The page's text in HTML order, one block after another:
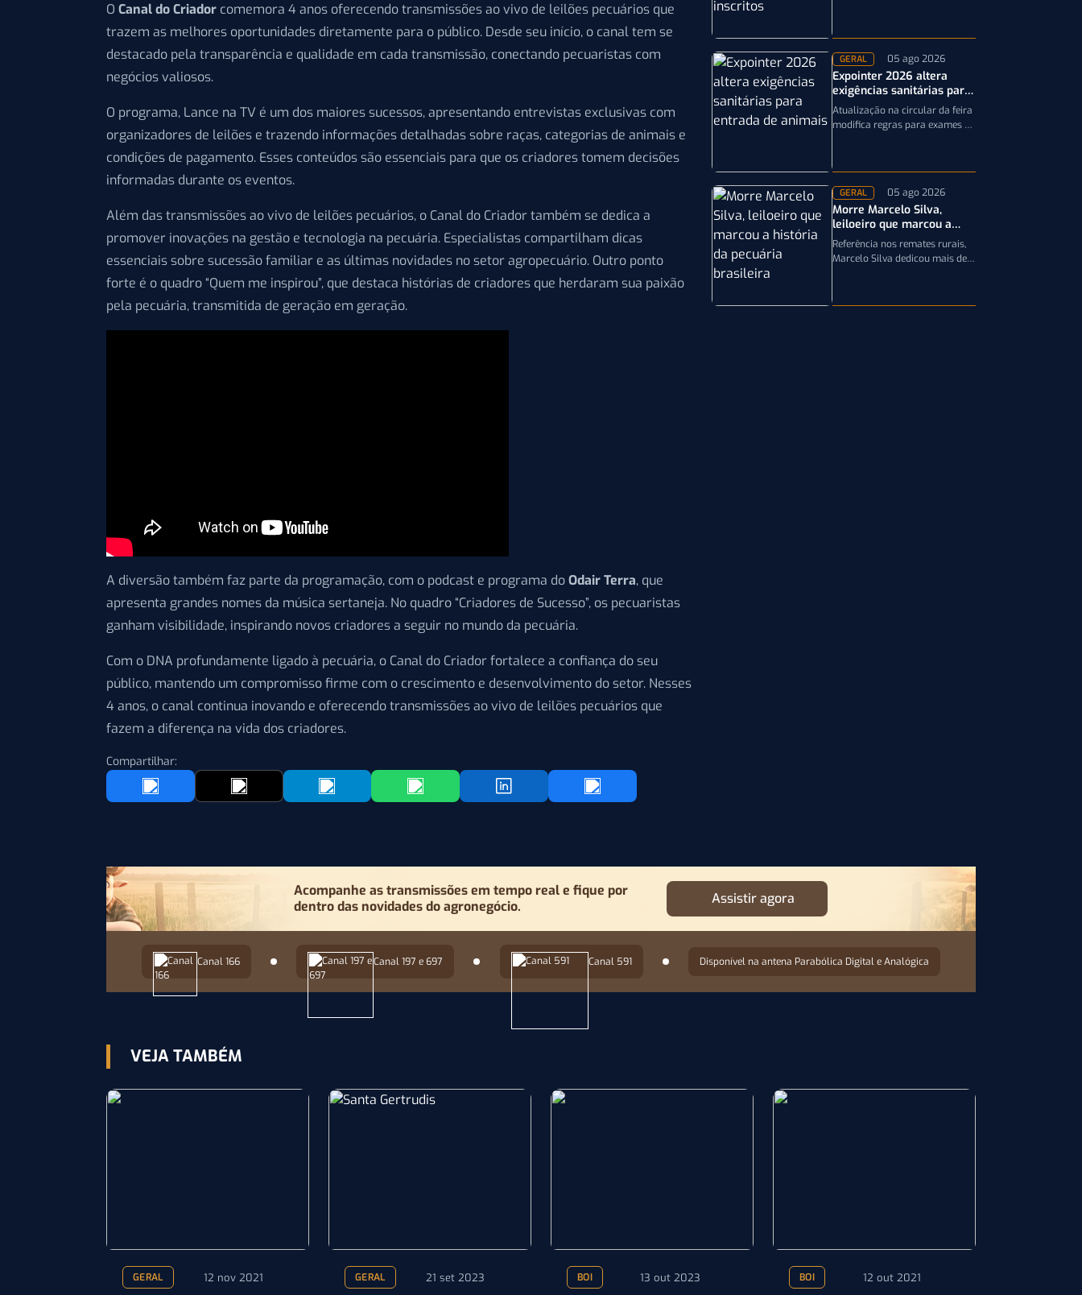
O Canal do Criador comemora 4 anos oferecendo transmissões ao vivo de leilões pecuários que
trazem as melhores oportunidades diretamente para o público. Desde seu início, o canal tem se
destacado pela transparência e qualidade em cada transmissão, conectando pecuaristas com
negócios valiosos.
O programa, Lance na TV é um dos maiores sucessos, apresentando entrevistas exclusivas com
organizadores de leilões e trazendo informações detalhadas sobre raças, categorias de animais e
condições de pagamento. Esses conteúdos são essenciais para que os criadores tomem decisões
informadas durante os eventos.
Além das transmissões ao vivo de leilões pecuários, o Canal do Criador também se dedica a
promover inovações na gestão e tecnologia na pecuária. Especialistas compartilham dicas
essenciais sobre sucessão familiar e as últimas novidades no setor agropecuário. Outro ponto
forte é o quadro “Quem me inspirou”, que destaca histórias de criadores que herdaram sua paixão
pela pecuária, transmitida de geração em geração.
A diversão também faz parte da programação, com o podcast e programa doOdair Terra, que
apresenta grandes nomes da música sertaneja. No quadro “Criadores de Sucesso”, os pecuaristas
ganham visibilidade, inspirando novos criadores a seguir no mundo da pecuária.
Com o DNA profundamente ligado à pecuária, o Canal do Criador fortalece a confiança do seu
público, mantendo um compromisso firme com o crescimento e desenvolvimento do setor. Nesses
4 anos, o canal continua inovando e oferecendo transmissões ao vivo de leilões pecuários que
fazem a diferença na vida dos criadores.
Compartilhar:
GERAL 05 ago 2026
Expointer 2026 altera
exigências sanitárias para
entrada de animais;
entenda
Atualização na circular da feira
modifica regras para exames e
Expointer 2026
GERAL 05 ago 2026
Morre Marcelo Silva,
leiloeiro que marcou a
história da pecuária
brasileira
Referência nos remates rurais,
Marcelo Silva dedicou mais de
Crioulos,…
Acompanhe as transmissões em tempo real e fique por
dentro das novidades do agronegócio.
Assistir agora
Canal 166 Canal 197 e 697 Canal 591 Disponível na antena Parabólica Digital e Analógica
VEJA TAMBÉM
GERAL 12 nov 2021 GERAL 21 set 2023 BOI 13 out 2023 BOI 12 out 2021